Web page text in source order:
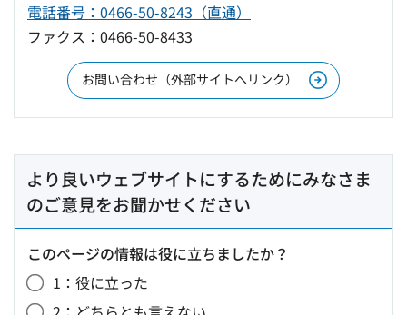
電話番号：0466-50-8243（直通）
ファクス：0466-50-8433
お問い合わせ（外部サイトへリンク）
より良いウェブサイトにするためにみなさま
のご意見をお聞かせください
このページの情報は役に立ちましたか？
1：役に立った